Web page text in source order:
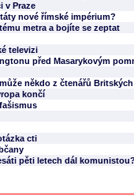
v Praze
nové římské impérium?
metra a bojíte se zeptat
televizi
před Masarykovým
někdo z čtenářů
končí
cti
pěti letech dál